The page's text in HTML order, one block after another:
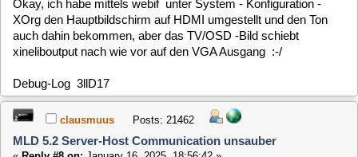
werden.
Habe ich beides ausprobiert. Jeweils mit "restart appstarter",
als auch VDR- bzw System-Restart.
Aktuell: VDR_SXFE_ARGS="--fullscreen --reconnect
Unverändert: TV-Bild auf VGA Ton & MLD-Logo auf HDMI
Quote from: clausmuus on January 16, 2025, 18:56:42
Eventuell hilft es aber auch schon, wenn Du auch noch im Setup
den VGA Bildschirm als Second Screen auswählst.